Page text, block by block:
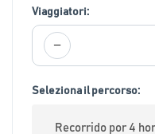
Viaggiatori:
−
Seleziona il percorso: